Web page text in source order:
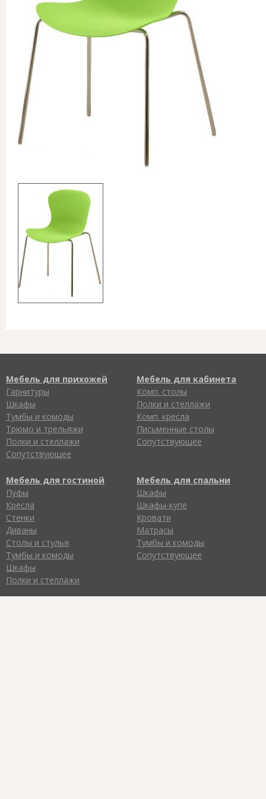
Мебель для прихожей
Гарнитуры
Шкафы
Тумбы и комоды
Трюмо и трельяжи
Полки и стеллажи
Сопутствующее
Мебель для кабинета
Комп. столы
Полки и стеллажи
Комп. кресла
Письменные столы
Сопутствующее
Мебель для гостиной
Пуфы
Кресла
Стенки
Диваны
Столы и стулья
Тумбы и комоды
Шкафы
Полки и стеллажи
Мебель для спальни
Шкафы
Шкафы-купе
Кровати
Матрасы
Тумбы и комоды
Сопутствующее